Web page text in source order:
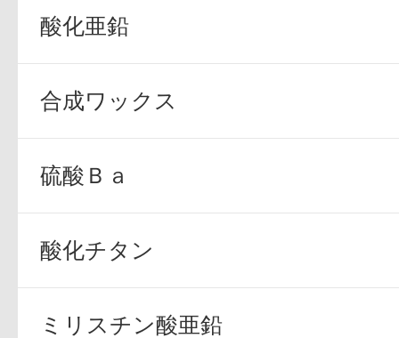
酸化亜鉛
合成ワックス
硫酸Ｂａ
酸化チタン
ミリスチン酸亜鉛